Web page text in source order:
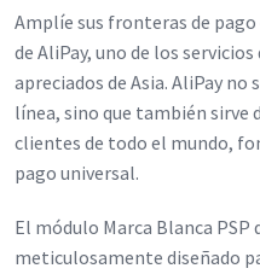
Amplíe sus fronteras de
de AliPay, uno de los
apreciados de Asia. AliPay
línea, sino que también sirve
clientes de todo el mundo,
pago universal.
El módulo Marca Blanca PSP
meticulosamente diseñado